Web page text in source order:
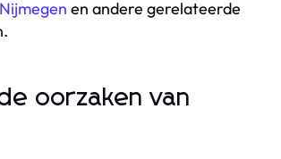
en andere gerelateerde
oorzaken van